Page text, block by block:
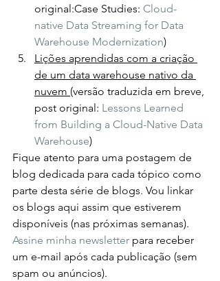
original:Case Studies: Cloud-
native Data Streaming for Data
Warehouse Modernization)
Lições aprendidas com a criação
de um data warehouse nativo da
nuvem (versão traduzida em breve,
post original: Lessons Learned
from Building a Cloud-Native Data
Warehouse)
Fique atento para uma postagem de
blog dedicada para cada tópico como
parte desta série de blogs. Vou linkar
os blogs aqui assim que estiverem
disponíveis (nas próximas semanas).
Assine minha newsletter para receber
um e-mail após cada publicação (sem
spam ou anúncios).